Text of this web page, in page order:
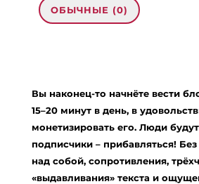
ОБЫЧНЫЕ (0)
Обязательные поля помечены*
Вы наконец-то начнёте вести
15–20 минут в день, в
монетизировать его. Люди будут
подписчики – прибавляться!
над собой, сопротивления,
«выдавливания» текста и